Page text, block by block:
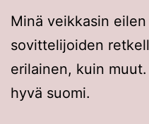
Minä veikkasin
sovittelijoiden
erilainen, kuin
hyvä suomi.